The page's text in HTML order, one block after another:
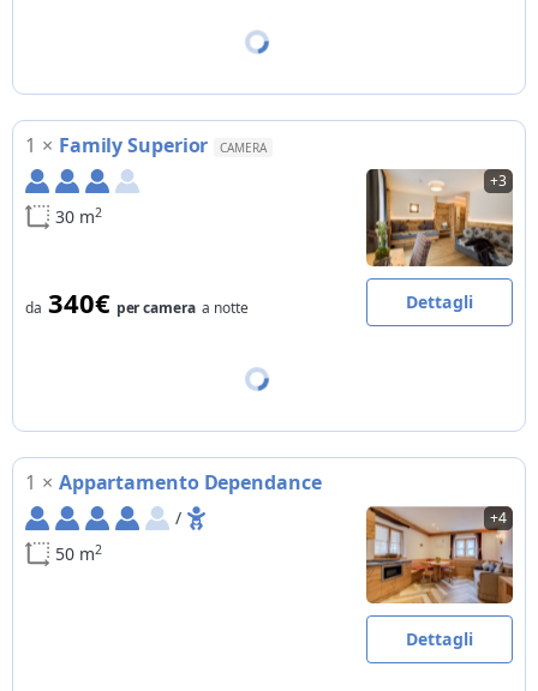
1 × Family Superior CAMERA
30 m2
+3
da 340€ per camera a notte Dettagli
1 × Appartamento Dependance
/
50 m2
+4
Dettagli